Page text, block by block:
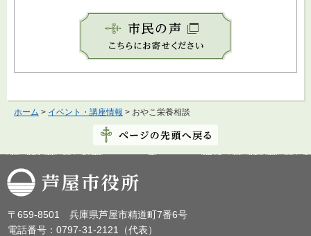
ホーム > イベント・講座情報 > おやこ栄養相談
芦屋市役所
〒659-8501 兵庫県芦屋市精道町7番6号
電話番号：0797-31-2121（代表）